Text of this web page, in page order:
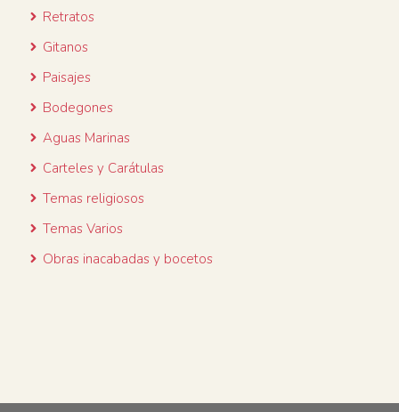
Retratos
Gitanos
Paisajes
Bodegones
Aguas Marinas
Carteles y Carátulas
Temas religiosos
Temas Varios
Obras inacabadas y bocetos